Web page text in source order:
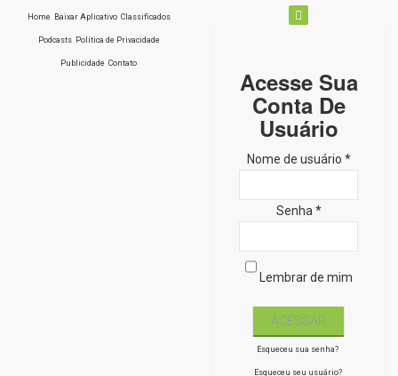
Home Baixar Aplicativo Classificados
Podcasts Política de Privacidade
Publicidade Contato
Acesse Sua
Conta De
Usuário
Nome de usuário *
Senha *
Lembrar de mim
Esqueceu sua senha?
Esqueceu seu usuário?